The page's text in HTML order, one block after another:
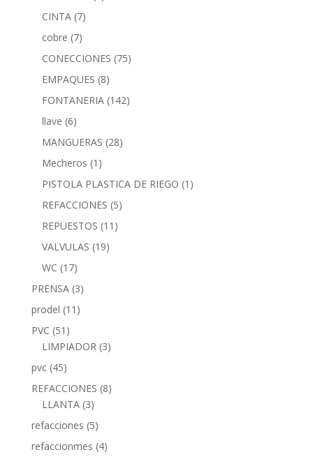
CINTA (7)
cobre (7)
CONECCIONES (75)
EMPAQUES (8)
FONTANERIA (142)
llave (6)
MANGUERAS (28)
Mecheros (1)
PISTOLA PLASTICA DE RIEGO (1)
REFACCIONES (5)
REPUESTOS (11)
VALVULAS (19)
WC (17)
PRENSA (3)
prodel (11)
PVC (51)
LIMPIADOR (3)
pvc (45)
REFACCIONES (8)
LLANTA (3)
refacciones (5)
refaccionmes (4)